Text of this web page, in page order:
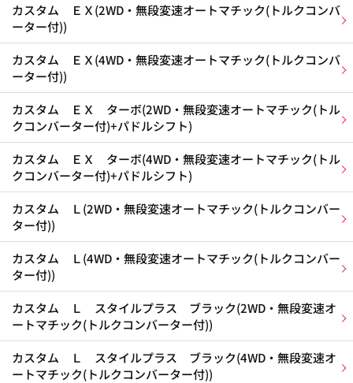
カスタム ＥＸ(2WD・無段変速オートマチック(トルクコンバ
ーター付))
カスタム ＥＸ(4WD・無段変速オートマチック(トルクコンバ
ーター付))
カスタム ＥＸ ターボ(2WD・無段変速オートマチック(トル
クコンバーター付)+パドルシフト)
カスタム ＥＸ ターボ(4WD・無段変速オートマチック(トル
クコンバーター付)+パドルシフト)
カスタム Ｌ(2WD・無段変速オートマチック(トルクコンバー
ター付))
カスタム Ｌ(4WD・無段変速オートマチック(トルクコンバー
ター付))
カスタム Ｌ スタイルプラス ブラック(2WD・無段変速オ
ートマチック(トルクコンバーター付))
カスタム Ｌ スタイルプラス ブラック(4WD・無段変速オ
ートマチック(トルクコンバーター付))